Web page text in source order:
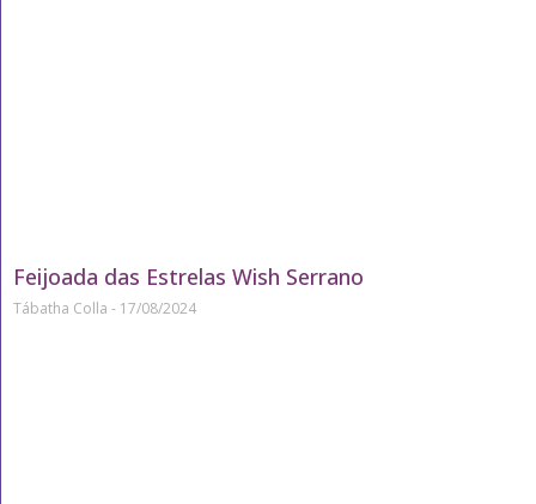
Feijoada das Estrelas Wish Serrano
Tábatha Colla 17/08/2024